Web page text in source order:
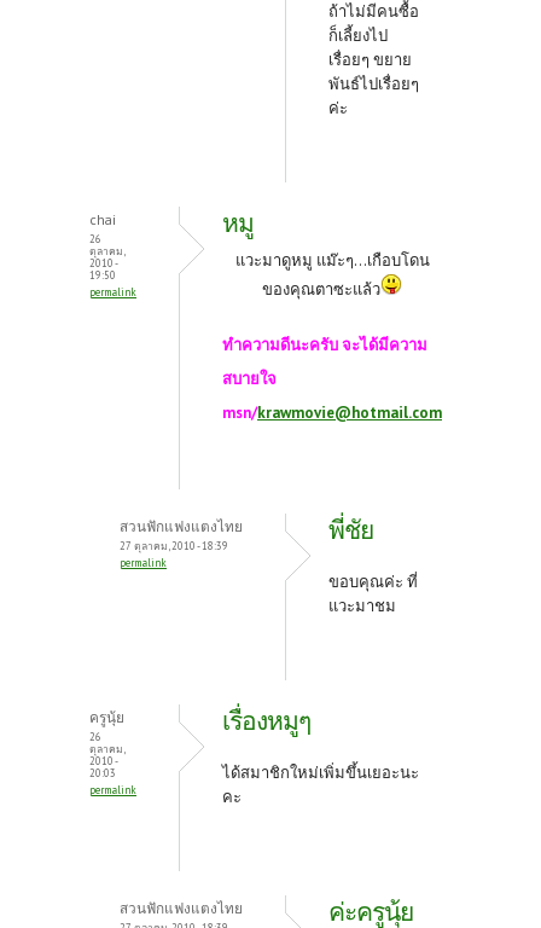
ถ้าไม่มีคนซื้อ
ก็เลี้ยงไป
เรื่อยๆ ขยาย
พันธ์ไปเรื่อยๆ
ค่ะ
chai
26
ตุลาคม,
2010 -
19:50
permalink
หมู
แวะมาดูหมู แม๊ะๆ...เกือบโดน
ของคุณตาซะแล้ว
ทำความดีนะครับ จะได้มีความ
สบายใจ
msn/krawmovie@hotmail.com
สวนฟักแฟงแตงไทย
27 ตุลาคม, 2010 - 18:39
permalink
พี่ชัย
ขอบคุณค่ะ ที่
แวะมาชม
ครูนุ้ย
26
ตุลาคม,
2010 -
20:03
permalink
เรื่องหมูๆ
ได้สมาชิกใหม่เพิ่มขึ้นเยอะนะ
คะ
สวนฟักแฟงแตงไทย ค่ะครูนุ้ย